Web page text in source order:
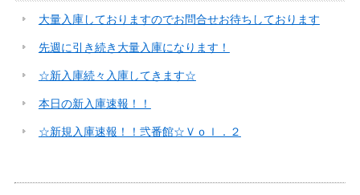
大量入庫しておりますのでお問合せお待ちしております
先週に引き続き大量入庫になります！
☆新入庫続々入庫してきます☆
本日の新入庫速報！！
☆新規入庫速報！！弐番館☆Ｖｏｌ．２